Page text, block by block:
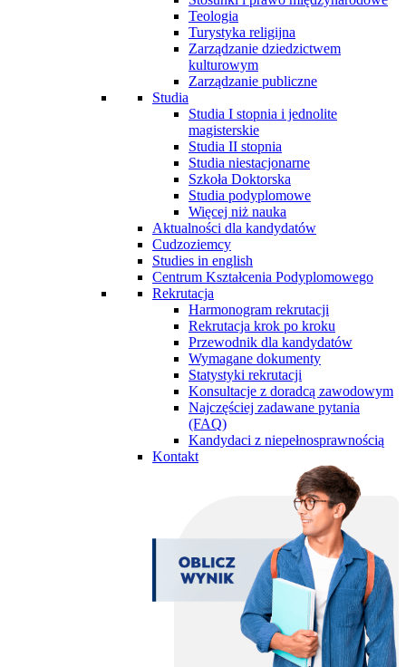
Teologia
Turystyka religijna
Zarządzanie dziedzictwem
kulturowym
Zarządzanie publiczne
Studia
Studia I stopnia i jednolite
magisterskie
Studia II stopnia
Studia niestacjonarne
Szkoła Doktorska
Studia podyplomowe
Więcej niż nauka
Aktualności dla kandydatów
Cudzoziemcy
Studies in english
Centrum Kształcenia Podyplomowego
Rekrutacja
Harmonogram rekrutacji
Rekrutacja krok po kroku
Przewodnik dla kandydatów
Wymagane dokumenty
Statystyki rekrutacji
Konsultacje z doradcą zawodowym
Najczęściej zadawane pytania
(FAQ)
Kandydaci z niepełnosprawnością
Kontakt